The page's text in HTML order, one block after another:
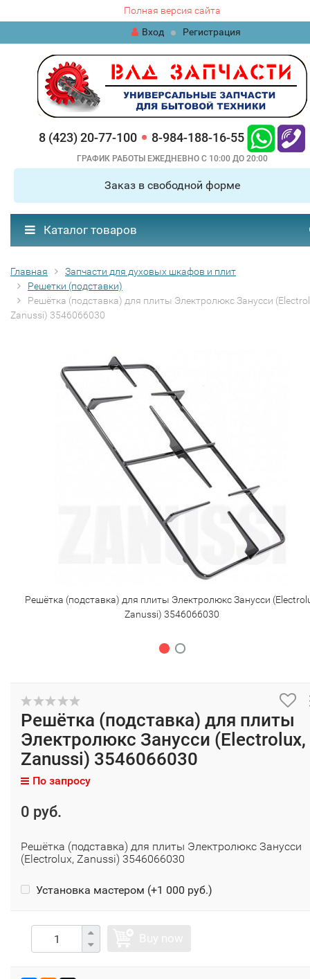
Полная версия сайта
Вход
Регистрация
8 (423) 20-77-100 8-984-188-16-55
ГРАФИК РАБОТЫ ЕЖЕДНЕВНО С 10:00 ДО 20:00
Заказ в свободной форме
Каталог товаров
Главная
Запчасти для духовых шкафов и плит
Решетки (подставки)
Решётка (подставка) для плиты Электролюкс Занусси
Zanussi) 3546066030
Решётка (подставка) для плиты Электролюкс Занусси
Zanussi) 3546066030
Решётка (подставка) для плиты
Электролюкс Занусси (Electrolux,
Zanussi) 3546066030
По запросу
0 руб.
Решётка (подставка) для плиты Электролюкс Занусси
(Electrolux, Zanussi) 3546066030
Установка мастером (+1 000 руб.)